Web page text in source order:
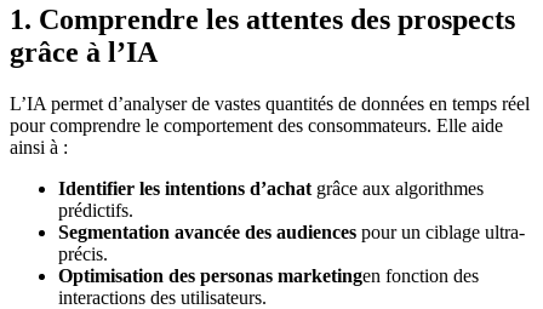
1. Comprendre les attentes des prospects
grâce à l’IA
L’IA permet d’analyser de vastes quantités de données en temps réel
pour comprendre le comportement des consommateurs. Elle aide
ainsi à :
Identifier les intentions d’achat grâce aux algorithmes
prédictifs.
Segmentation avancée des audiences pour un ciblage ultra-
précis.
Optimisation des personas marketingen fonction des
interactions des utilisateurs.